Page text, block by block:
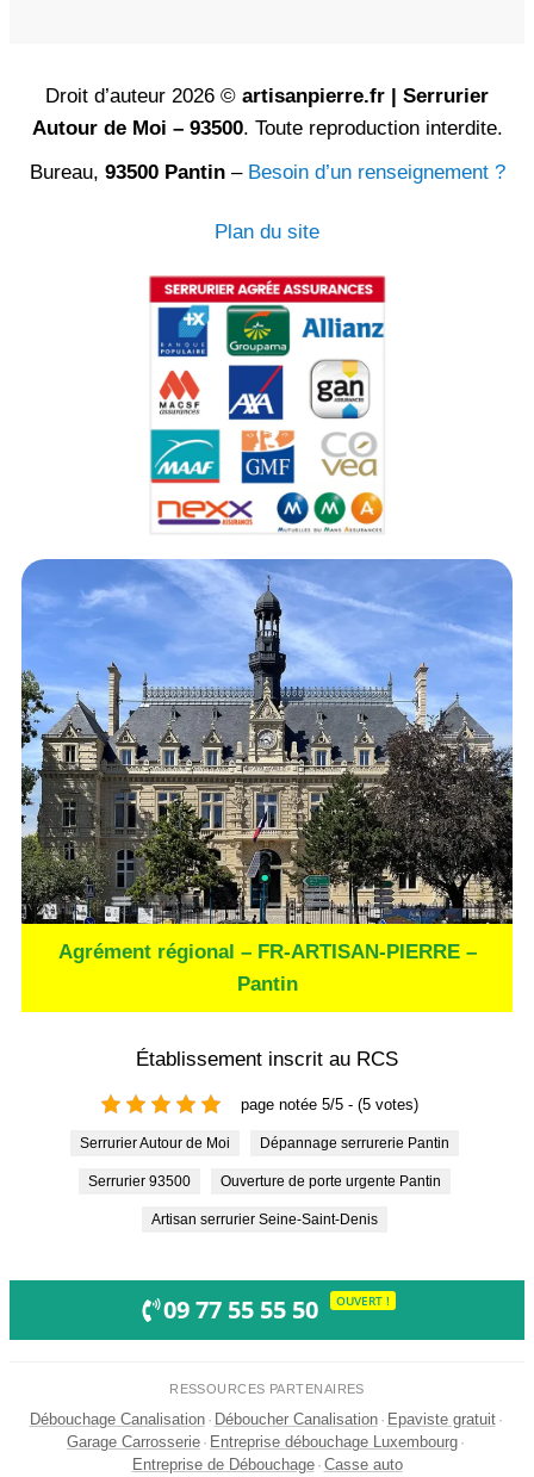
Droit d’auteur 2026 © artisanpierre.fr | Serrurier
Autour de Moi – 93500. Toute reproduction interdite.
Bureau, 93500 Pantin– Besoin d’un renseignement ?
Plan du site
Agrément régional – FR-ARTISAN-PIERRE –
Pantin
Établissement inscrit au RCS
page notée 5/5 - (5 votes)
Serrurier Autour de Moi Dépannage serrurerie Pantin
Serrurier 93500 Ouverture de porte urgente Pantin
Artisan serrurier Seine-Saint-Denis
09 77 55 55 50 OUVERT !
RESSOURCES PARTENAIRES
Débouchage Canalisation · Déboucher Canalisation · Epaviste gratuit ·
Garage Carrosserie · Entreprise débouchage Luxembourg ·
Entreprise de Débouchage · Casse auto